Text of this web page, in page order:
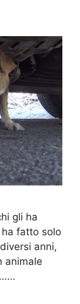
gli ha
fatto solo
anni,
animale